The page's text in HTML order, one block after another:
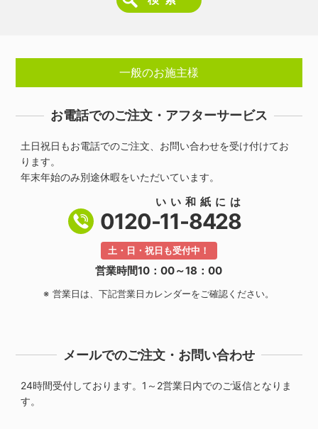
一般のお施主様
お電話でのご注文・アフターサービス
土日祝日もお電話でのご注文、お問い合わせを受け付けてお
ります。
年末年始のみ別途休暇をいただいています。
0120-11-8428
いい和紙には
土・日・祝日も受付中！
営業時間10：00～18：00
営業日は、下記営業日カレンダーをご確認ください。
メールでのご注文・お問い合わせ
24時間受付しております。1～2営業日内でのご返信となりま
す。